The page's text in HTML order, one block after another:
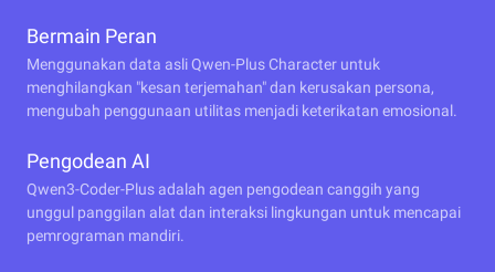
Bermain Peran
Menggunakan data asli Qwen-Plus Character untuk
menghilangkan "kesan terjemahan" dan kerusakan persona,
mengubah penggunaan utilitas menjadi keterikatan emosional.
Pengodean AI
Qwen3-Coder-Plus adalah agen pengodean canggih yang
unggul panggilan alat dan interaksi lingkungan untuk mencapai
pemrograman mandiri.